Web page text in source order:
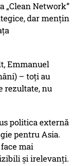
Network”
dar mențin
Emmanuel
– toți au
rezultate, nu
politica externă
pentru Asia.
mai
și irelevanți.